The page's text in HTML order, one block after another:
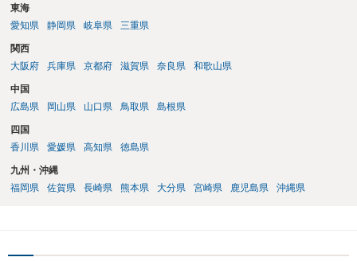
いでしょうか。 あるいは相続放棄であれば御自分でできなくもないと
は思います。その場合、かかるのは戸籍等の取得費用と印紙代だけと
を確認し、印紙と共に家庭裁判所に提出して相続放棄申述受理通知書
を待つという流れになります。
東海
愛知県
静岡県 岐阜県 三重県
関西
大阪府
兵庫県 京都府 滋賀県 奈良県 和歌山県
中国
広島県
岡山県 山口県 鳥取県 島根県
四国
香川県
愛媛県 高知県 徳島県
九州・沖縄
福岡県
佐賀県 長崎県 熊本県 大分県 宮崎県 鹿児島県 沖縄県